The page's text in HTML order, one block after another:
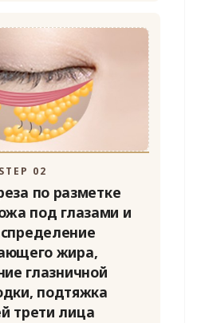
STEP 02
по разметке
под глазами и
жира,
глазничной
подтяжка
трети лица